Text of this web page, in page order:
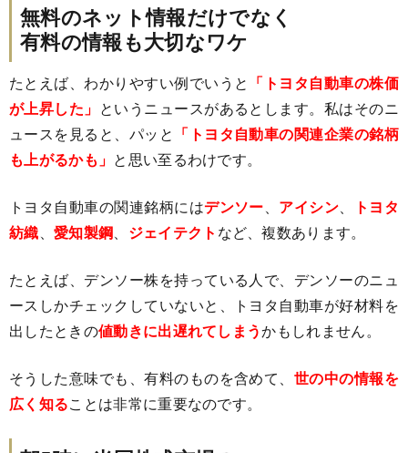
無料のネット情報だけでなく
有料の情報も大切なワケ
たとえば、わかりやすい例でいうと 「トヨタ自動車の株価
が上昇した」 というニュースがあるとします。私はそのニ
ュースを見ると、パッと 「トヨタ自動車の関連企業の銘柄
も上がるかも」 と思い至るわけです。
トヨタ自動車の関連銘柄にはデンソー、 アイシン、
トヨタ
紡織、 愛知製鋼、 ジェイテクト など、複数あります。
たとえば、デンソー株を持っている人で、デンソーのニュ
ースしかチェックしていないと、トヨタ自動車が好材料を
出したときの値動きに出遅れてしまうかもしれません。
そうした意味でも、有料のものを含めて、 世の中の情報を
広く知ることは非常に重要なのです。